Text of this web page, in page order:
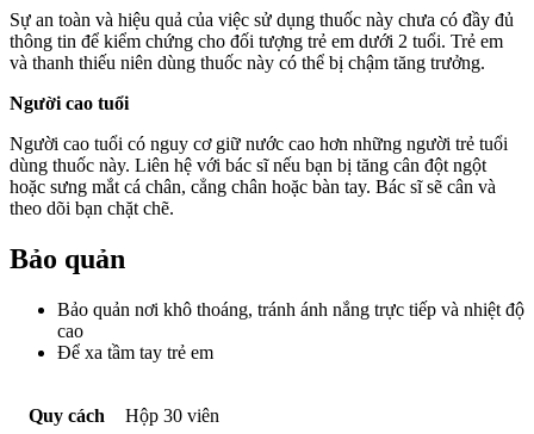
Sự an toàn và hiệu quả của việc sử dụng thuốc này chưa có đầy đủ
thông tin để kiểm chứng cho đối tượng trẻ em dưới 2 tuổi. Trẻ em
và thanh thiếu niên dùng thuốc này có thể bị chậm tăng trưởng.
Người cao tuổi
Người cao tuổi có nguy cơ giữ nước cao hơn những người trẻ tuổi
dùng thuốc này. Liên hệ với bác sĩ nếu bạn bị tăng cân đột ngột
hoặc sưng mắt cá chân, cẳng chân hoặc bàn tay. Bác sĩ sẽ cân và
theo dõi bạn chặt chẽ.
Bảo quản
Bảo quản nơi khô thoáng, tránh ánh nắng trực tiếp và nhiệt độ
cao
Để xa tầm tay trẻ em
Quy cách Hộp 30 viên